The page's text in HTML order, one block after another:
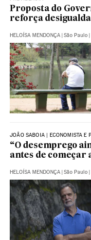
Proposta do
reforça
HELOÍSA MENDONÇA | São Paulo |
JOÃO SABOIA | ECONOMISTA E
“O desemprego
antes de começar
HELOÍSA MENDONÇA | São Paulo |